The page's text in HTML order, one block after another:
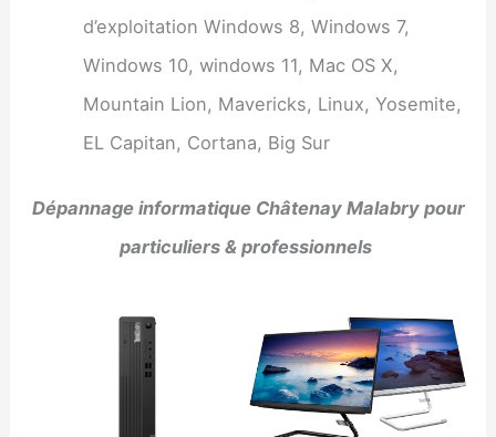
d’exploitation Windows 8, Windows 7,
Windows 10, windows 11, Mac OS X,
Mountain Lion, Mavericks, Linux, Yosemite,
EL Capitan, Cortana, Big Sur
Dépannage informatique Châtenay Malabry pour
particuliers & professionnels